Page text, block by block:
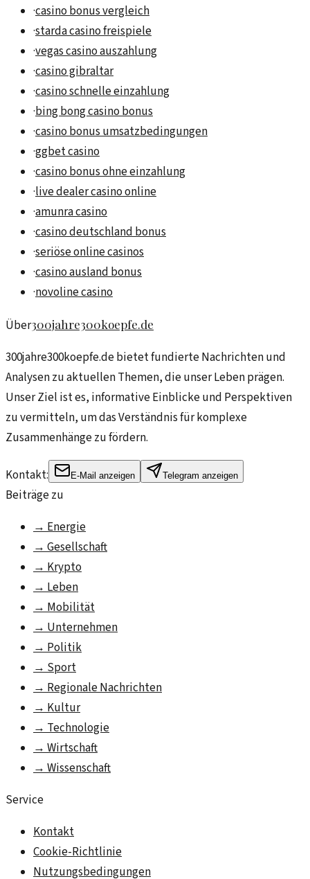
·casino bonus vergleich
·starda casino freispiele
·vegas casino auszahlung
·casino gibraltar
·casino schnelle einzahlung
·bing bong casino bonus
·casino bonus umsatzbedingungen
·ggbet casino
·casino bonus ohne einzahlung
·live dealer casino online
·amunra casino
·casino deutschland bonus
·seriöse online casinos
·casino ausland bonus
·novoline casino
Über300jahre300koepfe.de
300jahre300koepfe.de bietet fundierte Nachrichten und
Analysen zu aktuellen Themen, die unser Leben prägen.
Unser Ziel ist es, informative Einblicke und Perspektiven
zu vermitteln, um das Verständnis für komplexe
Zusammenhänge zu fördern.
Kontakt: E-Mail anzeigen Telegram anzeigen
Beiträge zu
→Energie
→Gesellschaft
→Krypto
→Leben
→Mobilität
→Unternehmen
→Politik
→Sport
→Regionale Nachrichten
→Kultur
→Technologie
→Wirtschaft
→Wissenschaft
Service
Kontakt
Cookie-Richtlinie
Nutzungsbedingungen